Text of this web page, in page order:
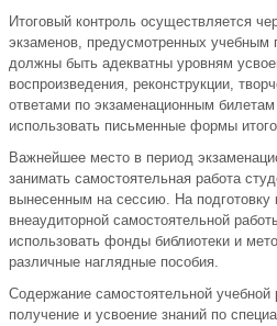
Итоговый контроль осуществляется
экзаменов, предусмотренных
должны быть адекватны уровням
воспроизведения, реконструкции,
ответами по экзаменационным
использовать письменные формы
Важнейшее место в период
занимать самостоятельная работа
вынесенным на сессию. На подготовку
внеаудиторной самостоятельной
использовать фонды библиотеки и
различные наглядные пособия.
Содержание самостоятельной учебной
получение и усвоение знаний по